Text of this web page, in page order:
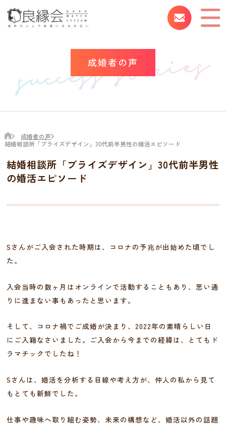
成婚者の声
成婚者の声
結婚相談所「ブライズデザイン」30代前半男性の婚活エピソード
結婚相談所「ブライズデザイン」30代前半男性
の婚活エピソード
Sさんがご入会された時期は、コロナの予兆が出始めた頃でし
た。
入会当時の数ヶ月はオンラインで活動することもあり、思い通
りに進まない事もあったと思います。
そして、コロナ禍でご成婚が決まり、2022年の素晴らしい日
にご入籍なさいました。ご入会から今までの経緯は、とてもド
ラマチックでしたね！
Sさんは、婚活を分析する目線や考え方が、仲人の私から見て
もとても新鮮でした。
仕事や趣味へ取り組む姿勢、未来の構想など、婚活以外の話題